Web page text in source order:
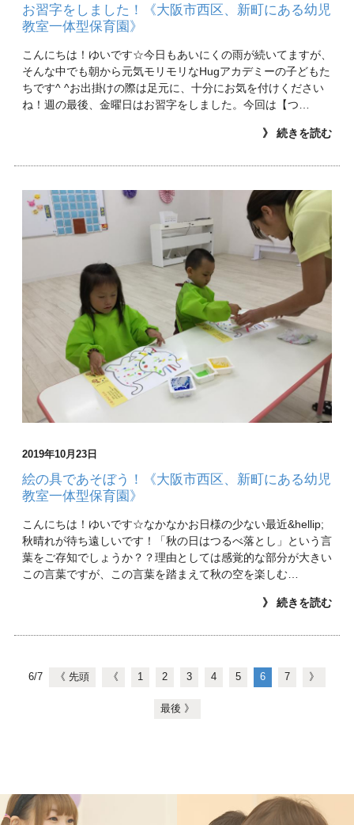
お習字をしました！《大阪市西区、新町にある幼児
教室一体型保育園》
こんにちは！ゆいです☆今日もあいにくの雨が続いてますが、
そんな中でも朝から元気モリモリなHugアカデミーの子どもた
ちです^ ^お出掛けの際は足元に、十分にお気を付けください
ね！週の最後、金曜日はお習字をしました。今回は【つ…
》 続きを読む
2019年10月23日
絵の具であそぼう！《大阪市西区、新町にある幼児
教室一体型保育園》
こんにちは！ゆいです☆なかなかお日様の少ない最近&hellip;
秋晴れが待ち遠しいです！「秋の日はつるべ落とし」という言
葉をご存知でしょうか？？理由としては感覚的な部分が大きい
この言葉ですが、この言葉を踏まえて秋の空を楽しむ…
》 続きを読む
6/7 《 先頭 《 1 2 3 4 5 6 7 》
最後 》